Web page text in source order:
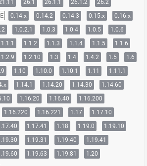
26.1 26.1.1 26.1.2 26.2
0.14.x 0.14.2 0.14.3 0.15.x
0.16.x
1.0.2.1 1.0.3 1.0.4 1.0.5
1.0.6
1.1.1 1.1.2 1.1.3 1.1.4 1.1.5
1.1.6
1.2.9 1.2.10 1.3 1.4 1.4.2 1.5
1.6
1.10 1.10.0 1.10.1 1.11
1.11.1
1.14.1 1.14.20 1.14.30
1.14.60
1.16.20 1.16.40
1.16.200
1.16.220 1.16.221 1.17
1.17.10
1.17.41 1.18 1.19.0
1.19.10
1.19.31 1.19.40
1.19.41
1.19.63 1.19.81 1.20